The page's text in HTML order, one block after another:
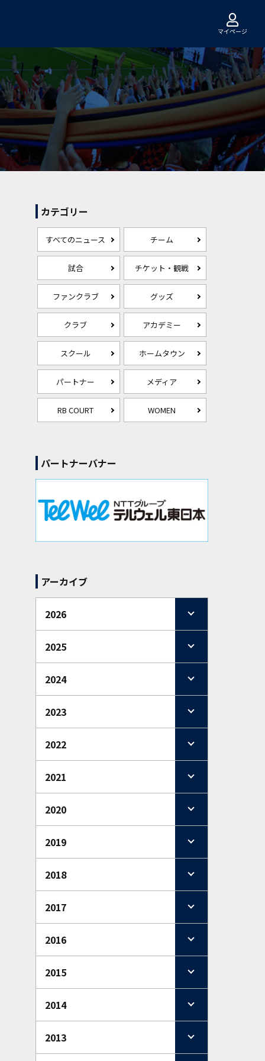
マイページ
カテゴリー
すべてのニュース チーム
試合 チケット・観戦
ファンクラブ グッズ
クラブ アカデミー
スクール ホームタウン
パートナー メディア
RB COURT WOMEN
パートナーバナー
アーカイブ
2026
2025
2024
2023
2022
2021
2020
2019
2018
2017
2016
2015
2014
2013